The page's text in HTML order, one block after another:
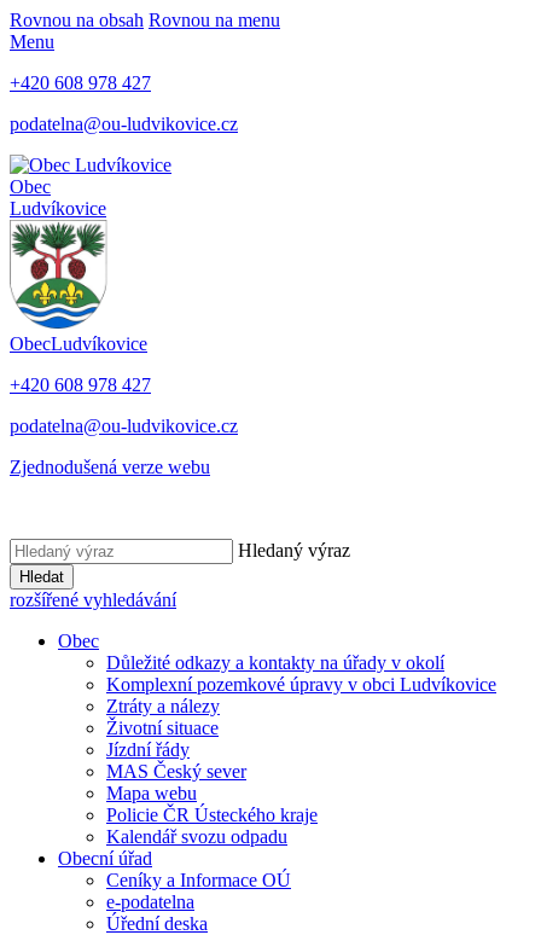
Rovnou na obsah Rovnou na menu
Menu
+420 608 978 427
podatelna@ou-ludvikovice.cz
Obec
Ludvíkovice
ObecLudvíkovice
+420 608 978 427
podatelna@ou-ludvikovice.cz
Zjednodušená verze webu
Hledaný výraz
Hledat
rozšířené vyhledávání
Obec
Důležité odkazy a kontakty na úřady v okolí
Komplexní pozemkové úpravy v obci Ludvíkovice
Ztráty a nálezy
Životní situace
Jízdní řády
MAS Český sever
Mapa webu
Policie ČR Ústeckého kraje
Kalendář svozu odpadu
Obecní úřad
Ceníky a Informace OÚ
e-podatelna
Úřední deska